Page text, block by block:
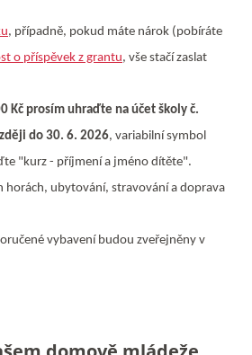
, případně, pokud máte nárok (pobíráte
o příspěvek z grantu, vše stačí zaslat
Kč prosím uhraďte na účet školy č.
do 30. 6. 2026, variabilní symbol
"kurz - příjmení a jméno dítěte".
horách, ubytování, stravování a doprava
vybavení budou zveřejněny v